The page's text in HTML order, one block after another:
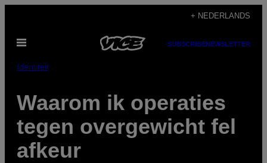
de
inhoud
+ NEDERLANDS
Open
SUBSCRIBENEWSLETTER
Identiteit
Waarom ik operaties
tegen overgewicht fel
afkeur